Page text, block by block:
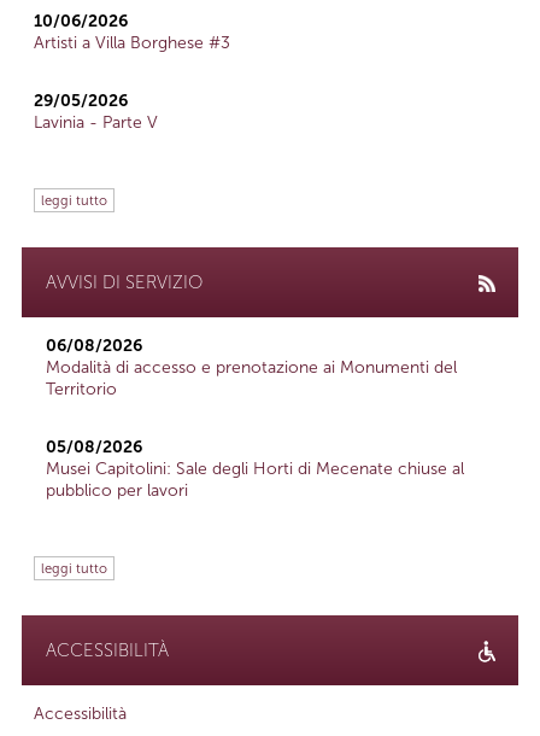
10/06/2026
Artisti a Villa Borghese #3
29/05/2026
Lavinia - Parte V
leggi tutto
AVVISI DI SERVIZIO
06/08/2026
Modalità di accesso e prenotazione ai Monumenti del
Territorio
05/08/2026
Musei Capitolini: Sale degli Horti di Mecenate chiuse al
pubblico per lavori
leggi tutto
ACCESSIBILITÀ
Accessibilità